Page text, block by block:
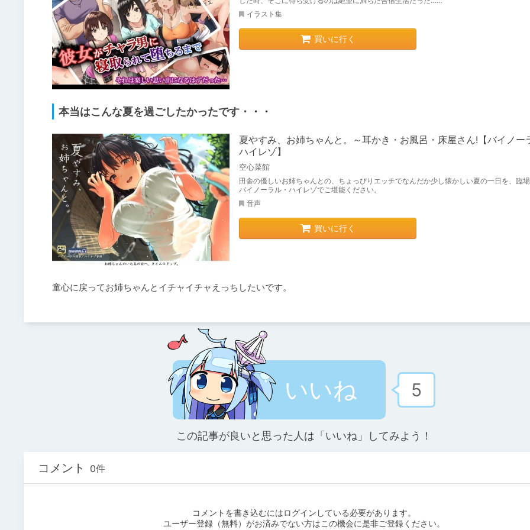
イラスト集
買いに行く
本当はこんな夏を過ごしたかったです・・・
夏やすみ、お姉ちゃんと。～耳かき・お風呂・床屋さん!【バイノー
ハイレゾ】
空心菜館
田舎の優しいお姉ちゃんとの、ちょっぴりエッチでなんだか少し懐かしい夏の一日を、臨
バイノーラル・ハイレゾでご堪能ください。
音声
買いに行く
童心に戻ってお姉ちゃんとイチャイチャえっちしたいです。
いいね 5
この記事が良いと思った人は「いいね」してみよう！
コメント 0件
コメントを書き込むにはログインしている必要があります。
ユーザー登録（無料）がお済みでない方はこの機会に是非ご登録ください。